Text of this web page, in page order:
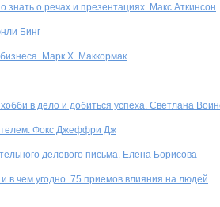
знать о речах и презентациях. Макс Аткинсон
Бинг
Марк Х. Маккормак
в дело и добиться успеха. Светлана
Фокс Джеффри Дж
делового письма. Елена Борисова
и в чем угодно. 75 приемов влияния на людей